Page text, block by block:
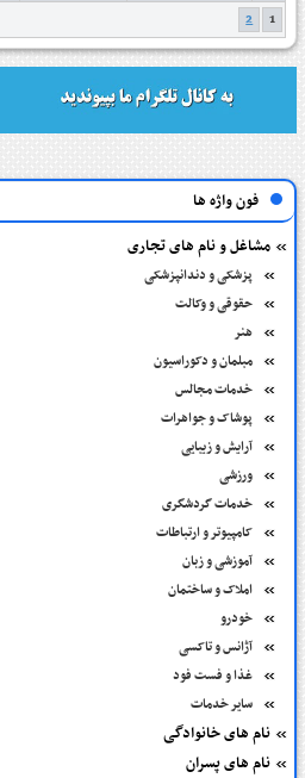
1
2
فون واژه ها
مشاغل و نام های تجاری
پزشکی و دندانپزشکی
حقوقی و وکالت
هنر
مبلمان و دکوراسیون
خدمات مجالس
پوشاک و جواهرات
آرایش و زیبایی
ورزشی
خدمات گردشگری
کامپیوتر و ارتباطات
آموزشی و زبان
املاک و ساختمان
خودرو
آژانس و تاکسی
غذا و فست فود
سایر خدمات
نام های خانوادگی
نام های پسران